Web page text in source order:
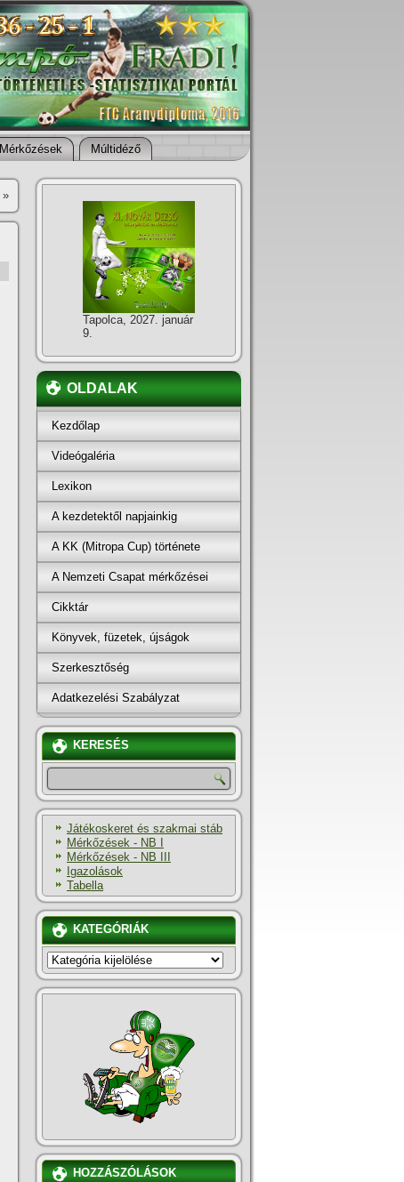
Mérkőzések Múltidéző
»
Tapolca, 2027. január
9.
OLDALAK
Kezdőlap
Videógaléria
Lexikon
A kezdetektől napjainkig
A KK (Mitropa Cup) története
A Nemzeti Csapat mérkőzései
Cikktár
Könyvek, füzetek, újságok
Szerkesztőség
Adatkezelési Szabályzat
KERESÉS
Játékoskeret és szakmai stáb
Mérkőzések - NB I
Mérkőzések - NB III
Igazolások
Tabella
KATEGÓRIÁK
KATEGÓRIÁK
HOZZÁSZÓLÁSOK